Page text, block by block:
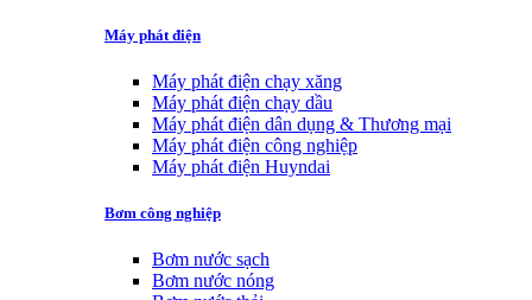
Máy phát điện
Máy phát điện chạy xăng
Máy phát điện chạy dầu
Máy phát điện dân dụng & Thương mại
Máy phát điện công nghiệp
Máy phát điện Huyndai
Bơm công nghiệp
Bơm nước sạch
Bơm nước nóng